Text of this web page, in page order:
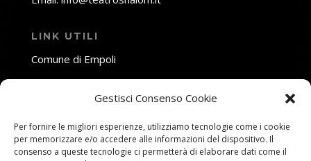
Gestisci Consenso Cookie
Per fornire le migliori esperienze, utilizziamo tecnologie come i cookie
per memorizzare e/o accedere alle informazioni del dispositivo. Il
consenso a queste tecnologie ci permetterà di elaborare dati come il
LINK UTILI
Comune di Empoli
SOCIAL NETWORK